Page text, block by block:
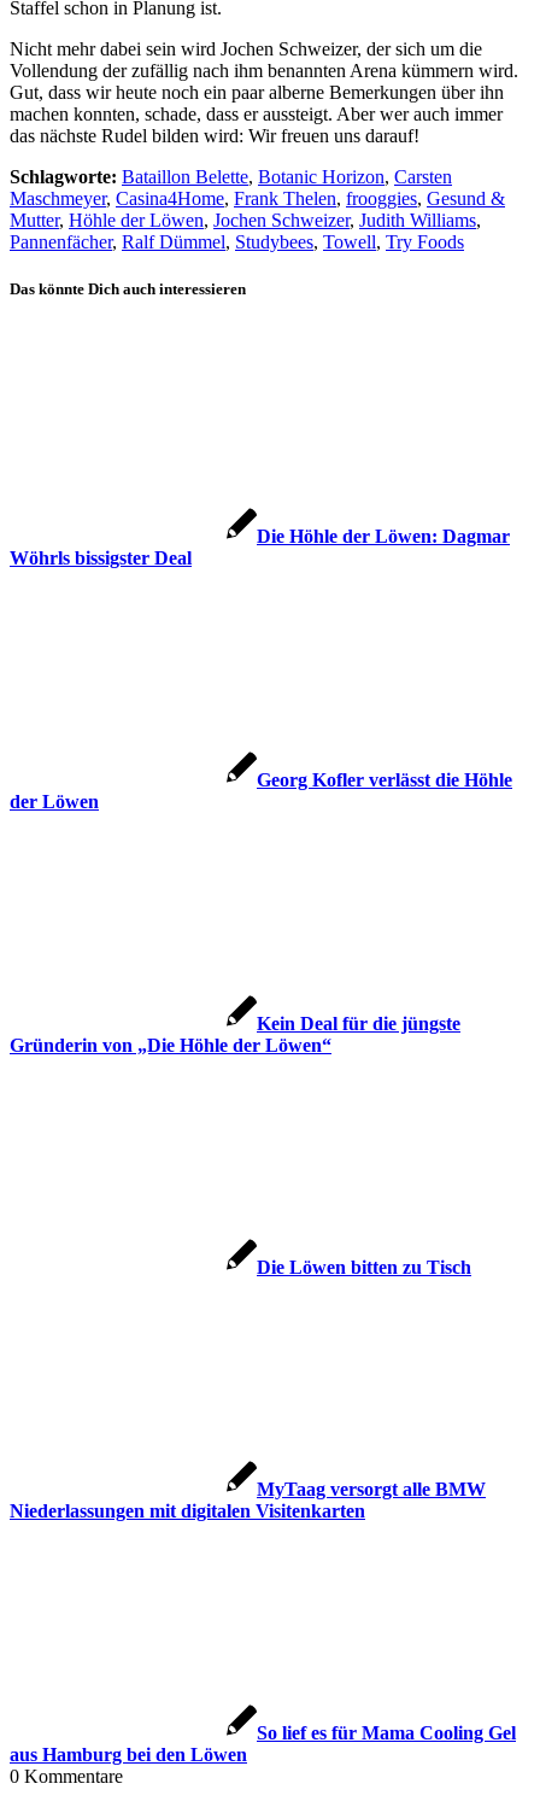
Staffel schon in Planung ist.
Nicht mehr dabei sein wird Jochen Schweizer, der sich um die
Vollendung der zufällig nach ihm benannten Arena kümmern wird.
Gut, dass wir heute noch ein paar alberne Bemerkungen über ihn
machen konnten, schade, dass er aussteigt. Aber wer auch immer
das nächste Rudel bilden wird: Wir freuen uns darauf!
Schlagworte: Bataillon Belette, Botanic Horizon, Carsten
Maschmeyer, Casina4Home, Frank Thelen, frooggies, Gesund &
Mutter, Höhle der Löwen, Jochen Schweizer, Judith Williams,
Pannenfächer, Ralf Dümmel, Studybees, Towell, Try Foods
Das könnte Dich auch interessieren
Die Höhle der Löwen: Dagmar
Wöhrls bissigster Deal
Georg Kofler verlässt die Höhle
der Löwen
Kein Deal für die jüngste
Gründerin von „Die Höhle der Löwen“
Die Löwen bitten zu Tisch
MyTaag versorgt alle BMW
Niederlassungen mit digitalen Visitenkarten
So lief es für Mama Cooling Gel
aus Hamburg bei den Löwen
0 Kommentare